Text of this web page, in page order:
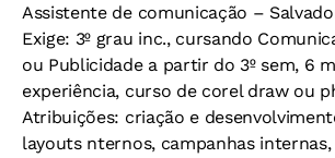
Assistente de comunicação –
Exige: 3º grau inc., cursando
ou Publicidade a partir do 3º sem, 6
experiência, curso de corel draw ou
Atribuições: criação e
layouts nternos, campanhas